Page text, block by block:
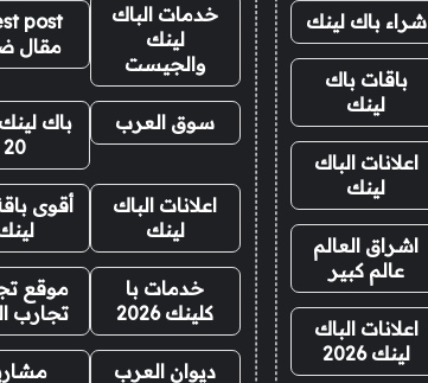
شراء باك لينك
باقات باك
لينك
اعلانات الباك
لينك
اشراق العالم
عالم كبير
اعلانات الباك
لينك 2026
خدمات الباك
لينك
والجيست
post
مقال
سوق العرب
باك
20
اعلانات الباك
لينك
أقوى
خدمات با
كلينك 2026
موقع
تجارب
ديوان العرب